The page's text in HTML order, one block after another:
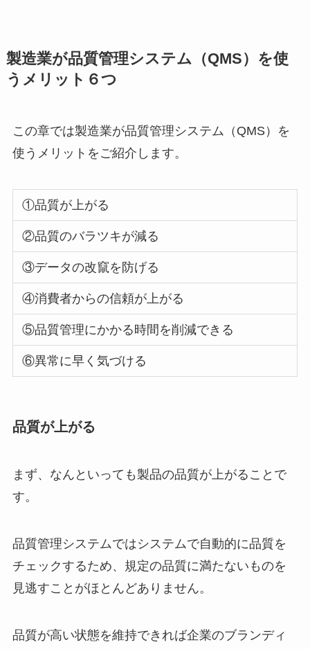
製造業が品質管理システム（QMS）を使
うメリット６つ
この章では製造業が品質管理システム（ QMS）を
使うメリットをご紹介します。
①品質が上がる
②品質のバラツキが減る
③データの改竄を防げる
④消費者からの信頼が上がる
⑤品質管理にかかる時間を削減できる
⑥異常に早く気づける
品質が上がる
まず、なんといっても製品の品質が上がることで
す。
品質管理システムではシステムで自動的に品質を
チェックするため、規定の品質に満たないものを
見逃すことがほとんどありません。
品質が高い状態を維持できれば企業のブランディ